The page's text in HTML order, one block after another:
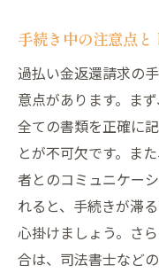
手続き中の注意点
過払い金返還請求の
意点があります。ま
全ての書類を正確に
とが不可欠です。ま
者とのコミュニケー
れると、手続きが滞
心掛けましょう。さ
合は、司法書士など